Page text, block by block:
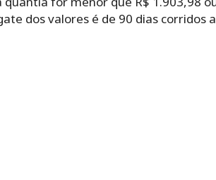
dos valores é de 90 dias corridos